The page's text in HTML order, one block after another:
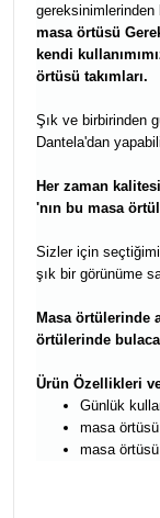
gereksinimlerinden
masa örtüsü
kendi
örtüsü takımları.
Şık ve birbirinden
Dantela'dan
Her zaman
'nın bu masa
Sizler için
şık bir görünüme
Masa örtülerinde
örtülerinde
Ürün Özellikleri
Günlük
masa
masa